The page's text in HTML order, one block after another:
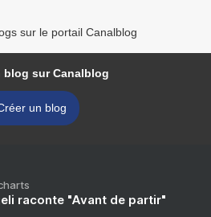
sur le portail Canalblog
blog sur Canalblog
un blog
raconte "Avant de partir"